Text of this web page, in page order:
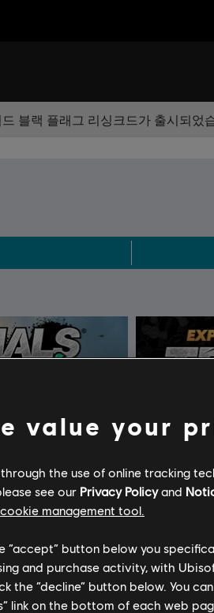
블랙 플래그 리싱크드가 출시되었
value your
the use of online tracking
see our Privacy Policyand
cookie management tool.
“accept” button below you
and purchase activity, with
the “decline” button below. You
link on the bottom of each web